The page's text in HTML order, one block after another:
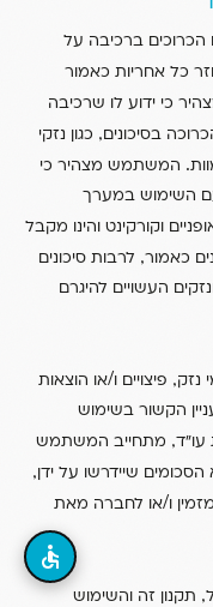
ברכיבה על
כל אחריות כאמור
כי ידוע לו שרכיבה
בסיכונים, כגון נזקי
. המשתמש מצהיר כי
עם השימוש במערך
וקורקינט והינו מקבל
כאמור, לרבות סיכונים
העשויים להיגרם
נזק, פיצויים ו/או הוצאות
הקשור בשימוש
, מתחייב המשתמש
שיידרשו על ידן,
ו/או לחברה מאת
, תקנון זה והשימוש